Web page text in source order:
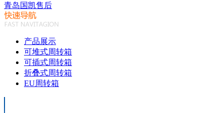
青岛国凯售后
产品展示
可堆式周转箱
可插式周转箱
折叠式周转箱
EU周转箱